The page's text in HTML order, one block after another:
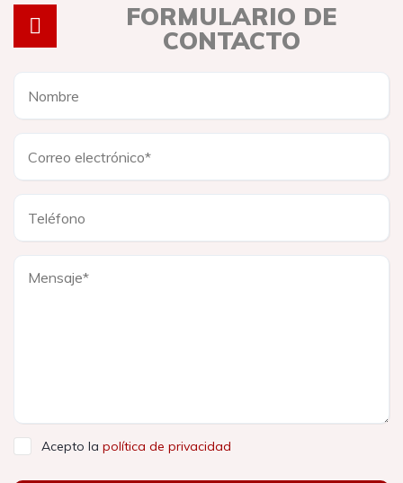
FORMULARIO DE
CONTACTO
Acepto la política de privacidad